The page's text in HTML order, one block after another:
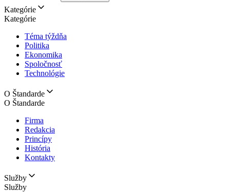
Kategórie
Kategórie
Téma týždňa
Politika
Ekonomika
Spoločnosť
Technológie
O Štandarde
O Štandarde
Firma
Redakcia
Princípy
História
Kontakty
Služby
Služby